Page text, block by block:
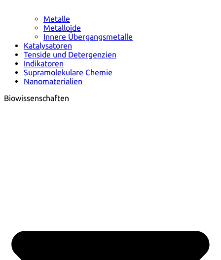
Metalle
Metalloide
Innere Übergangsmetalle
Katalysatoren
Tenside und Detergenzien
Indikatoren
Supramolekulare Chemie
Nanomaterialien
Biowissenschaften